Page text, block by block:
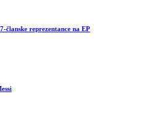
članske reprezentance na EP